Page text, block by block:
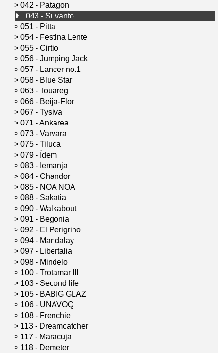
> 042 - Patagon
043 - Suvanto
> 051 - Pitta
> 054 - Festina Lente
> 055 - Cirtio
> 056 - Jumping Jack
> 057 - Lancer no.1
> 058 - Blue Star
> 063 - Touareg
> 066 - Beija-Flor
> 067 - Tysiva
> 071 - Ankarea
> 073 - Varvara
> 075 - Tiluca
> 079 - Ïdem
> 083 - Iemanja
> 084 - Chandor
> 085 - NOA NOA
> 088 - Sakatia
> 090 - Walkabout
> 091 - Begonia
> 092 - El Perigrino
> 094 - Mandalay
> 097 - Libertalia
> 098 - Mindelo
> 100 - Trotamar III
> 103 - Second life
> 105 - BABIG GLAZ
> 106 - UNAVOQ
> 108 - Frenchie
> 113 - Dreamcatcher
> 117 - Maracuja
> 118 - Demeter